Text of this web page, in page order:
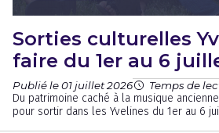
Sorties culturelles
faire du 1er au 6
Publié le 01 juillet 2026 Temps de
Du patrimoine caché à la musique
pour sortir dans les Yvelines du 1er au 6